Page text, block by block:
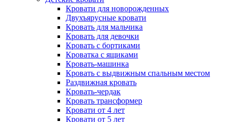
Кровати для новорожденных
Двухъярусные кровати
Кровать для мальчика
Кровать для девочки
Кровать с бортиками
Кроватка с ящиками
Кровать-машинка
Кровать с выдвижным спальным местом
Раздвижная кровать
Кровать-чердак
Кровать трансформер
Кровати от 4 лет
Кровати от 5 лет